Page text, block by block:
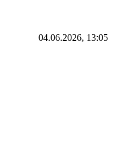
04.06.2026, 13:05